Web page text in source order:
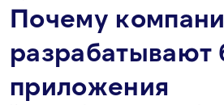
Почему
разрабатывают
приложения